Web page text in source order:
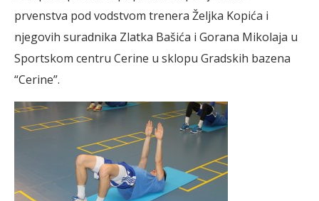
prvenstva pod vodstvom trenera Željka Kopića i
njegovih suradnika Zlatka Bašića i Gorana Mikolaja u
Sportskom centru Cerine u sklopu Gradskih bazena
“Cerine”.